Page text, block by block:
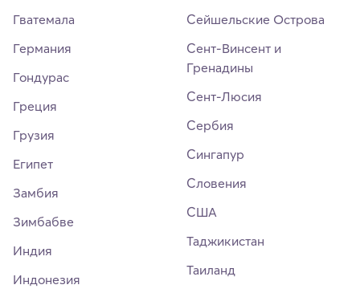
Гватемала
Германия
Гондурас
Греция
Грузия
Египет
Замбия
Зимбабве
Индия
Индонезия
Сейшельские Острова
Сент-Винсент и
Гренадины
Сент-Люсия
Сербия
Сингапур
Словения
США
Таджикистан
Таиланд